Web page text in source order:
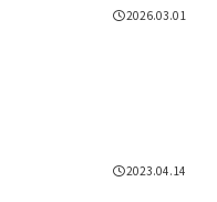
2026.03.01
2023.04.14